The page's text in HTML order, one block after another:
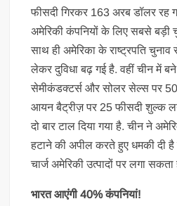
फीसदी गिरकर 163 अरब डॉलर रह
अमेरिकी कंपनियों के लिए सबसे बड़ी
साथ ही अमेरिका के राष्ट्रपति चुनाव
लेकर दुविधा बढ़ गई है. वहीं चीन में
सेमीकंडक्टर्स और सोलर सेल्स पर
आयन बैट्रीज़ पर 25 फीसदी शुल्क
दो बार टाल दिया गया है. चीन ने
हटाने की अपील करते हुए धमकी दी है
चार्ज अमेरिकी उत्पादों पर लगा सकता
भारत आएंगी 40% कंपनियां!